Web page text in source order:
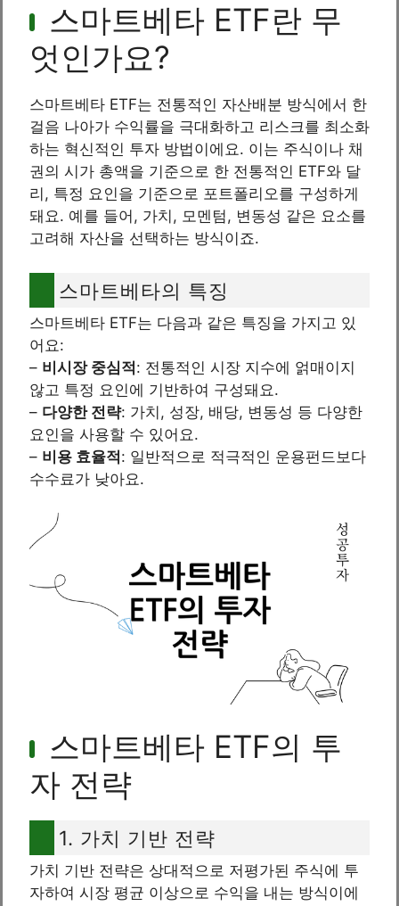
스마트베타 ETF란 무
엇인가요?
스마트베타 ETF는 전통적인 자산배분 방식에서 한
걸음 나아가 수익률을 극대화하고 리스크를 최소화
하는 혁신적인 투자 방법이에요. 이는 주식이나 채
권의 시가 총액을 기준으로 한 전통적인 ETF와 달
리, 특정 요인을 기준으로 포트폴리오를 구성하게
돼요. 예를 들어, 가치, 모멘텀, 변동성 같은 요소를
고려해 자산을 선택하는 방식이죠.
스마트베타의 특징
스마트베타 ETF는 다음과 같은 특징을 가지고 있
어요:
– 비시장 중심적: 전통적인 시장 지수에 얽매이지
않고 특정 요인에 기반하여 구성돼요.
– 다양한 전략: 가치, 성장, 배당, 변동성 등 다양한
요인을 사용할 수 있어요.
– 비용 효율적: 일반적으로 적극적인 운용펀드보다
수수료가 낮아요.
스마트베타 ETF의 투
자 전략
1. 가치 기반 전략
가치 기반 전략은 상대적으로 저평가된 주식에 투
자하여 시장 평균 이상으로 수익을 내는 방식이에